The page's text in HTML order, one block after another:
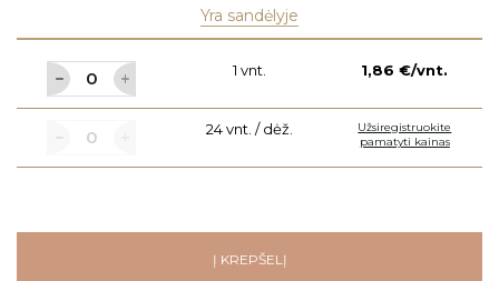
Yra sandėlyje
1 vnt. 1,86 €/vnt.
24 vnt. / dėž.
Užsiregistruokite
pamatyti kainas
Į KREPŠELĮ